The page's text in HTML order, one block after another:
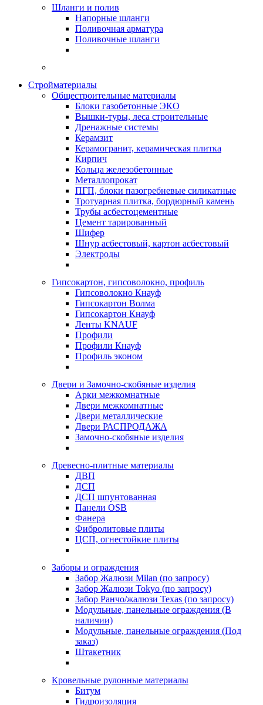
Шланги и полив
Напорные шланги
Поливочная арматура
Поливочные шланги
Стройматериалы
Oбщестроительные материалы
Блоки газобетонные ЭКО
Вышки-туры, леса строительные
Дренажные системы
Керамзит
Керамогранит, керамическая плитка
Кирпич
Кольца железобетонные
Металлопрокат
ПГП, блоки пазогребневые силикатные
Тротуарная плитка, бордюрный камень
Трубы асбестоцементные
Цемент тарированный
Шифер
Шнур асбестовый, картон асбестовый
Электроды
Гипсокартон, гипсоволокно, профиль
Гипсоволокно Кнауф
Гипсокартон Волма
Гипсокартон Кнауф
Ленты KNAUF
Профили
Профили Кнауф
Профиль эконом
Двери и Замочно-скобяные изделия
Арки межкомнатные
Двери межкомнатные
Двери металлические
Двери РАСПРОДАЖА
Замочно-скобяные изделия
Древесно-плитные материалы
ДВП
ДСП
ДСП шпунтованная
Панели OSB
Фанера
Фибролитовые плиты
ЦСП, огнестойкие плиты
Заборы и ограждения
Забор Жалюзи Milan (по запросу)
Забор Жалюзи Tokyo (по запросу)
Забор Ранчо/жалюзи Texas (по запросу)
Модульные, панельные ограждения (В
наличии)
Модульные, панельные ограждения (Под
заказ)
Штакетник
Кровельные рулонные материалы
Битум
Гидроизоляция